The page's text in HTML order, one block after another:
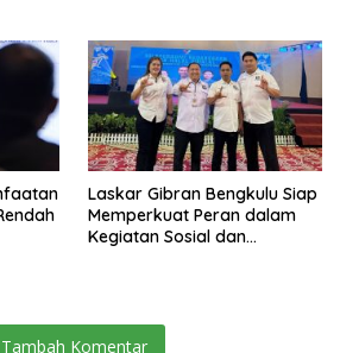
Laskar Gibran Bengkulu Siap
Memperkuat Peran dalam
Kegiatan Sosial dan
Tambah Komentar